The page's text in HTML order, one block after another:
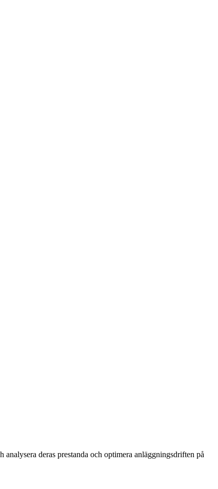
deras prestanda och optimera anläggningsdriften på